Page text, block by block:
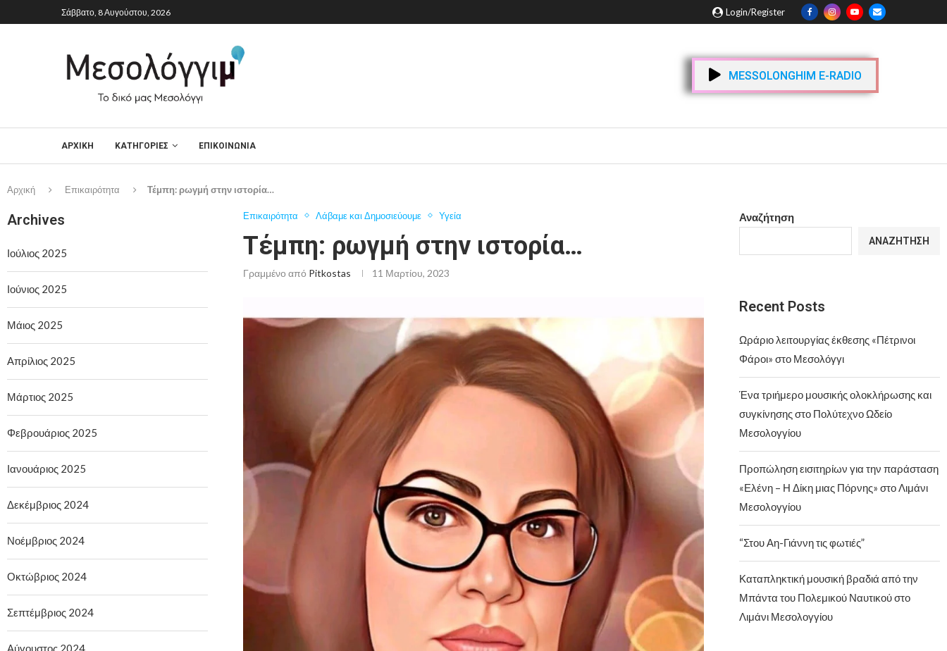
Σάββατο, 8 Αυγούστου, 2026 Login/Register
MESSOLONGHIM E-RADIO
ΑΡΧΙΚΉ ΚΑΤΗΓΟΡΙΕΣ ΕΠΙΚΟΙΝΩΝΙΑ
Αρχική Επικαιρότητα Τέμπη: ρωγμή στην ιστορία…
Επικαιρότητα Λάβαμε και Δημοσιεύουμε Υγεία
Τέμπη: ρωγμή στην ιστορία…
Γραμμένο από Pitkostas 11 Μαρτίου, 2023
Αναζήτηση
ΑΝΑΖΉΤΗΣΗ
Recent Posts
Ωράριο λειτουργίας έκθεσης «Πέτρινοι
Φάροι» στο Μεσολόγγι
Ένα τριήμερο μουσικής ολοκλήρωσης και
συγκίνησης στο Πολύτεχνο Ωδείο
Μεσολογγίου
Προπώληση εισιτηρίων για την παράσταση
«Ελένη – Η Δίκη μιας Πόρνης» στο Λιμάνι
Μεσολογγίου
“Στου Αη-Γιάννη τις φωτιές”
Καταπληκτική μουσική βραδιά από την
Μπάντα του Πολεμικού Ναυτικού στο
Λιμάνι Μεσολογγίου
Archives
Ιούλιος 2025
Ιούνιος 2025
Μάιος 2025
Απρίλιος 2025
Μάρτιος 2025
Φεβρουάριος 2025
Ιανουάριος 2025
Δεκέμβριος 2024
Νοέμβριος 2024
Οκτώβριος 2024
Σεπτέμβριος 2024
Αύγουστος 2024